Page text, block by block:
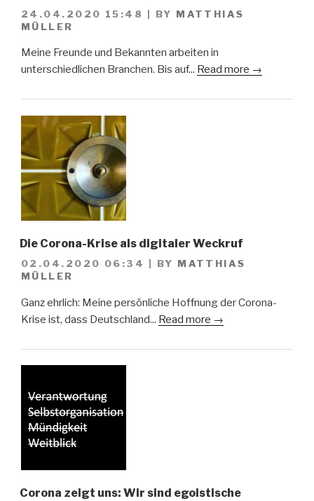
24.04.2020 15:48 | BY MATTHIAS
MÜLLER
Meine Freunde und Bekannten arbeiten in
unterschiedlichen Branchen. Bis auf... Read more →
Die Corona-Krise als digitaler Weckruf
02.04.2020 06:34 BY MATTHIAS
MÜLLER
Ganz ehrlich: Meine persönliche Hoffnung der Corona-
Krise ist, dass Deutschland... Read more →
Corona zeigt uns: Wir sind egoistische